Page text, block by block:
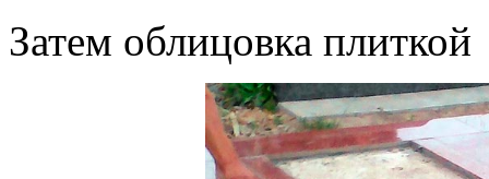
Затем облицовка плиткой